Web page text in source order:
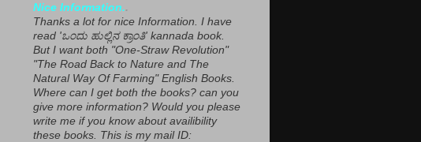
Nice Information..
Thanks a lot for nice Information. I have
read 'ಒಂದು ಹುಲ್ಲಿನ ಕ್ರಾಂತಿ' kannada book.
But I want both "One-Straw Revolution"
"The Road Back to Nature and The
Natural Way Of Farming" English Books.
Where can I get both the books? can you
give more information? Would you please
write me if you know about availibility
these books. This is my mail ID: